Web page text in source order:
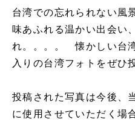
台湾での忘れられない風
味あふれる温かい出会い
れ。。。。 懐かしい台
入りの台湾フォトをぜひ
投稿された写真は今後、
に使用させていただく場